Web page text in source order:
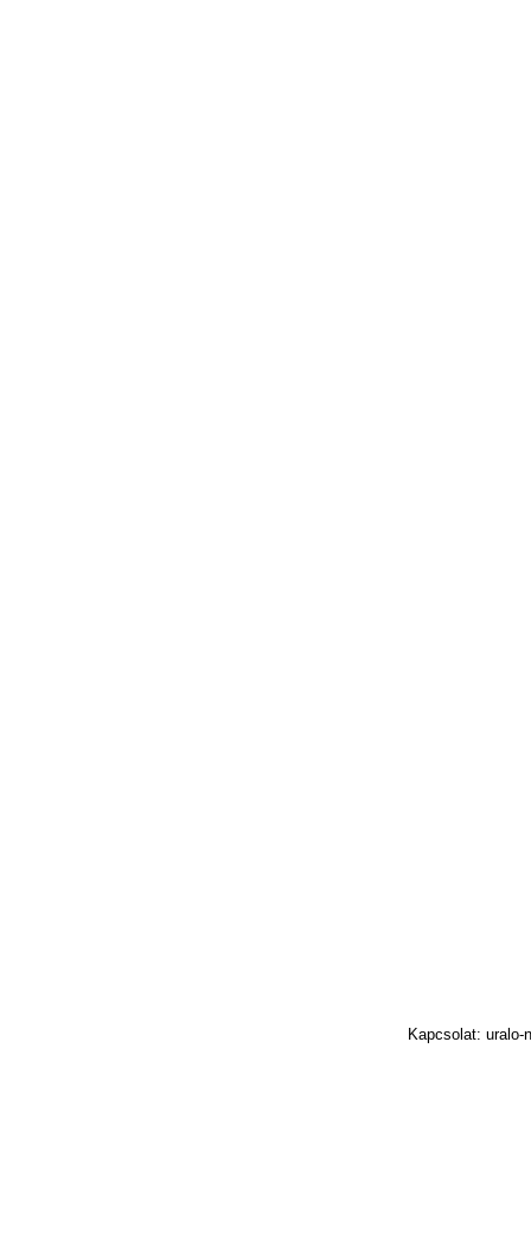
Kapcsolat: uralo-